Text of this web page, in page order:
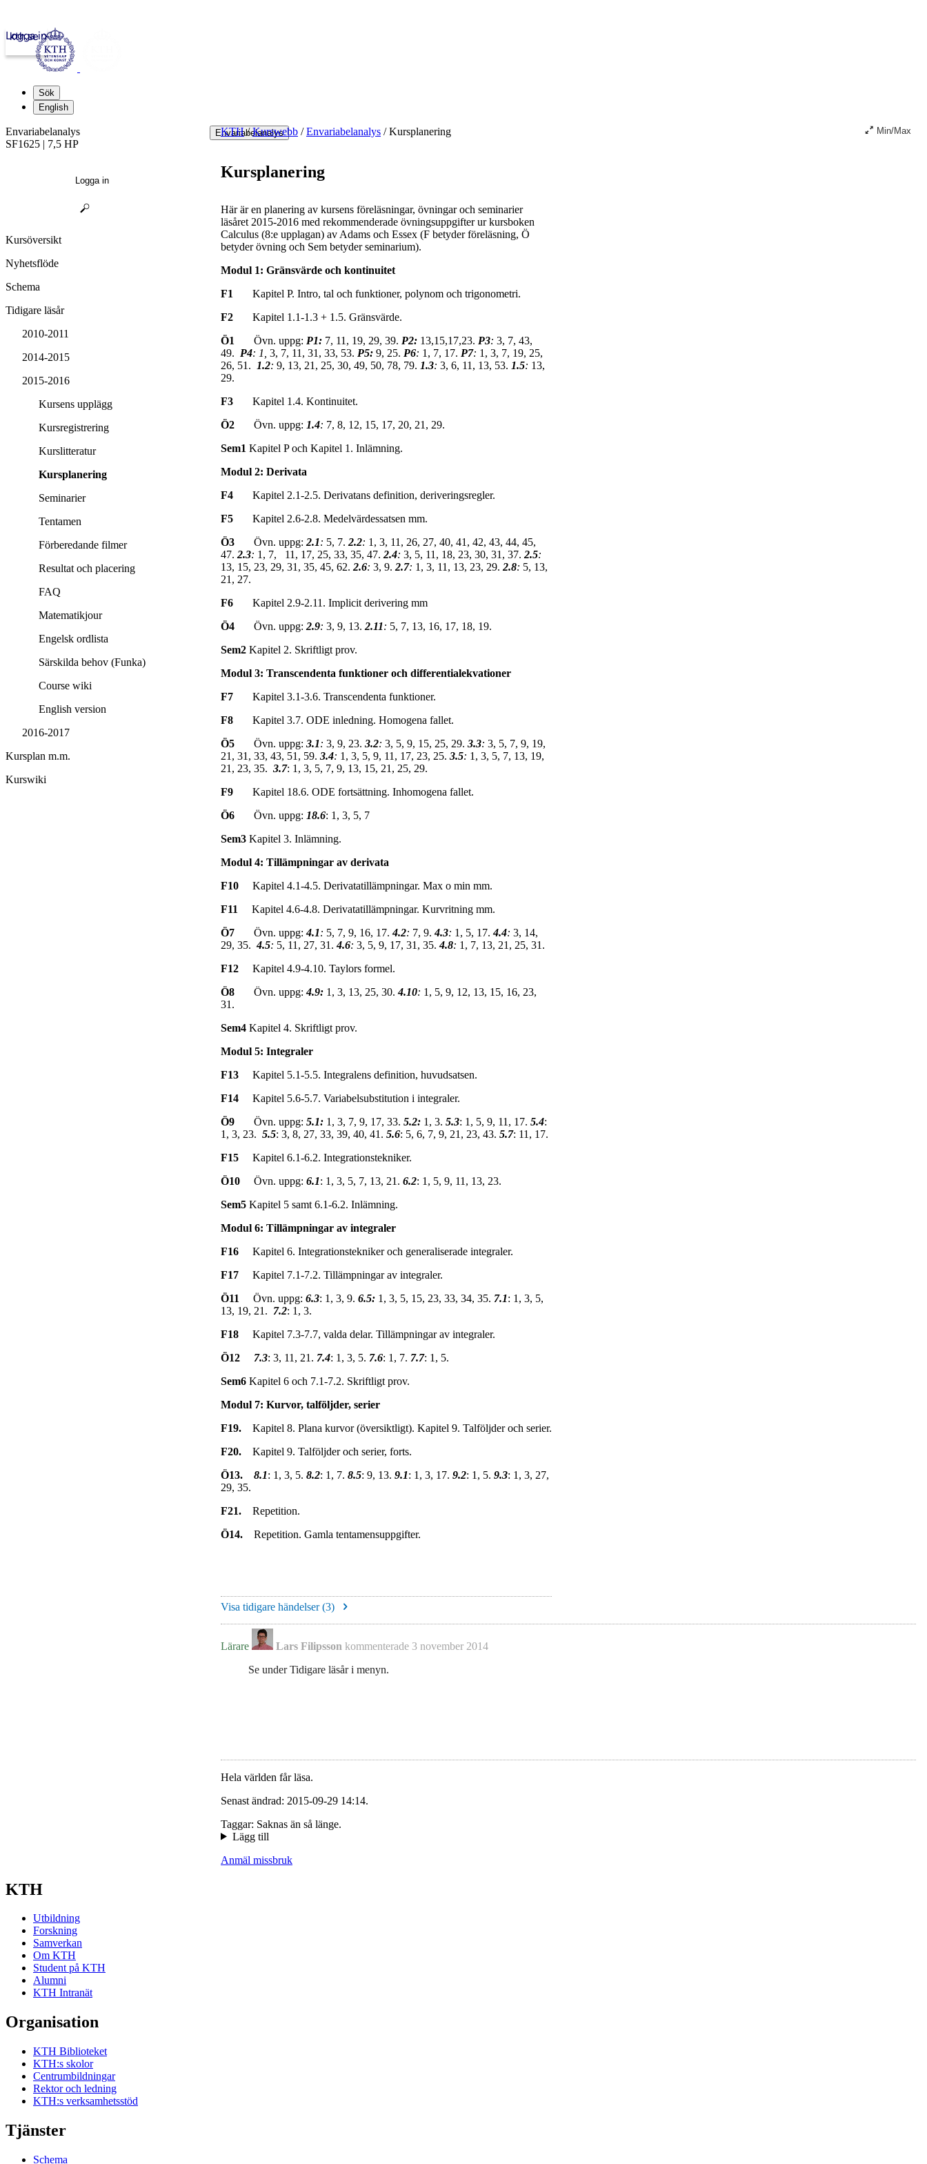
kth.se
Logga in
Sök
English
Envariabelanalys
KTH / Kurswebb / Envariabelanalys /Kursplanering Min/Max
Kursplanering
Här är en planering av kursens föreläsningar, övningar och seminarier
läsåret 2015-2016 med rekommenderade övningsuppgifter ur kursboken
Calculus (8:e upplagan) av Adams och Essex (F betyder föreläsning, Ö
betyder övning och Sem betyder seminarium).
Modul 1: Gränsvärde och kontinuitet
F1
Kapitel P. Intro, tal och funktioner, polynom och trigonometri.
F2 Kapitel 1.1-1.3 + 1.5. Gränsvärde.
Ö1 Övn. uppg: P1: 7, 11, 19, 29, 39. P2: 13,15,17,23. P3: 3, 7, 43,
49. P4: 1, 3, 7, 11, 31, 33, 53. P5: 9, 25. P6: 1, 7, 17. P7: 1, 3, 7, 19, 25,
26, 51.
1.2: 9, 13, 21, 25, 30, 49, 50, 78, 79. 1.3: 3, 6, 11, 13, 53. 1.5: 13,
29.
F3
Kapitel 1.4. Kontinuitet.
Ö2 Övn. uppg: 1.4: 7, 8, 12, 15, 17, 20, 21, 29.
Sem1 Kapitel P och Kapitel 1. Inlämning.
Modul 2: Derivata
F4 Kapitel 2.1-2.5. Derivatans definition, deriveringsregler.
F5 Kapitel 2.6-2.8. Medelvärdessatsen mm.
Ö3 Övn. uppg: 2.1: 5, 7. 2.2: 1, 3, 11, 26, 27, 40, 41, 42, 43, 44, 45,
47. 2.3: 1, 7, 11, 17, 25, 33, 35, 47. 2.4: 3, 5, 11, 18, 23, 30, 31, 37. 2.5:
13, 15, 23, 29, 31, 35, 45, 62. 2.6: 3, 9. 2.7: 1, 3, 11, 13, 23, 29. 2.8: 5, 13,
21, 27.
F6 Kapitel 2.9-2.11. Implicit derivering mm
Ö4 Övn. uppg: 2.9: 3, 9, 13. 2.11: 5, 7, 13, 16, 17, 18, 19.
Sem2 Kapitel 2. Skriftligt prov.
Modul 3: Transcendenta funktioner och differentialekvationer
F7 Kapitel 3.1-3.6. Transcendenta funktioner.
F8 Kapitel 3.7. ODE inledning. Homogena fallet.
Ö5 Övn. uppg: 3.1: 3, 9, 23. 3.2: 3, 5, 9, 15, 25, 29. 3.3: 3, 5, 7, 9, 19,
21, 31, 33, 43, 51, 59. 3.4: 1, 3, 5, 9, 11, 17, 23, 25. 3.5: 1, 3, 5, 7, 13, 19,
21, 23, 35. 3.7: 1, 3, 5, 7, 9, 13, 15, 21, 25, 29.
F9
Kapitel 18.6. ODE fortsättning. Inhomogena fallet.
Ö6 Övn. uppg: 18.6: 1, 3, 5, 7
Sem3 Kapitel 3. Inlämning.
Modul 4: Tillämpningar av derivata
F10 Kapitel 4.1-4.5. Derivatatillämpningar. Max o min mm.
F11 Kapitel 4.6-4.8. Derivatatillämpningar. Kurvritning mm.
Ö7 Övn. uppg:4.1: 5, 7, 9, 16, 17.4.2: 7, 9.4.3: 1, 5, 17.4.4: 3, 14,
29, 35.4.5: 5, 11, 27, 31. 4.6: 3, 5, 9, 17, 31, 35.4.8: 1, 7, 13, 21, 25, 31.
F12
Kapitel 4.9-4.10. Taylors formel.
Ö8 Övn. uppg:4.9: 1, 3, 13, 25, 30.4.10: 1, 5, 9, 12, 13, 15, 16, 23,
31.
Sem4 Kapitel 4. Skriftligt prov.
Modul 5: Integraler
F13 Kapitel 5.1-5.5. Integralens definition, huvudsatsen.
F14 Kapitel 5.6-5.7. Variabelsubstitution i integraler.
Ö9 Övn. uppg: 5.1: 1, 3, 7, 9, 17, 33. 5.2: 1, 3. 5.3: 1, 5, 9, 11, 17. 5.4:
1, 3, 23. 5.5: 3, 8, 27, 33, 39, 40, 41. 5.6: 5, 6, 7, 9, 21, 23, 43. 5.7: 11, 17.
F15
Kapitel 6.1-6.2. Integrationstekniker.
Ö10 Övn. uppg: 6.1: 1, 3, 5, 7, 13, 21. 6.2: 1, 5, 9, 11, 13, 23.
Sem5 Kapitel 5 samt 6.1-6.2. Inlämning.
Modul 6: Tillämpningar av integraler
F16 Kapitel 6. Integrationstekniker och generaliserade integraler.
F17 Kapitel 7.1-7.2. Tillämpningar av integraler.
Ö11 Övn. uppg: 6.3: 1, 3, 9. 6.5: 1, 3, 5, 15, 23, 33, 34, 35. 7.1: 1, 3, 5,
13, 19, 21. 7.2: 1, 3.
F18
Kapitel 7.3-7.7, valda delar. Tillämpningar av integraler.
Ö12 7.3: 3, 11, 21. 7.4: 1, 3, 5. 7.6: 1, 7. 7.7: 1, 5.
Sem6 Kapitel 6 och 7.1-7.2. Skriftligt prov.
Modul 7: Kurvor, talföljder, serier
F19. Kapitel 8. Plana kurvor (översiktligt). Kapitel 9. Talföljder och serier.
F20. Kapitel 9. Talföljder och serier, forts.
Ö13. 8.1: 1, 3, 5. 8.2: 1, 7. 8.5: 9, 13. 9.1: 1, 3, 17. 9.2: 1, 5. 9.3: 1, 3, 27,
29, 35.
F21.
Repetition.
Ö14. Repetition. Gamla tentamensuppgifter.
Visa tidigare händelser (3)
Lärare Lars Filipsson kommenterade 3 november 2014
Se under Tidigare läsår i menyn.
Hela världen får läsa.
Senast ändrad: 2015-09-29 14:14.
Taggar: Saknas än så länge.
Lägg till
Anmäl missbruk
Envariabelanalys
SF1625 | 7,5 HP
Logga in
Kursöversikt
Nyhetsflöde
Schema
Tidigare läsår
2010-2011
2014-2015
2015-2016
Kursens upplägg
Kursregistrering
Kurslitteratur
Kursplanering
Seminarier
Tentamen
Förberedande filmer
Resultat och placering
FAQ
Matematikjour
Engelsk ordlista
Särskilda behov (Funka)
Course wiki
English version
2016-2017
Kursplan m.m.
Kurswiki
KTH
Utbildning
Forskning
Samverkan
Om KTH
Student på KTH
Alumni
KTH Intranät
Organisation
KTH Biblioteket
KTH:s skolor
Centrumbildningar
Rektor och ledning
KTH:s verksamhetsstöd
Tjänster
Schema